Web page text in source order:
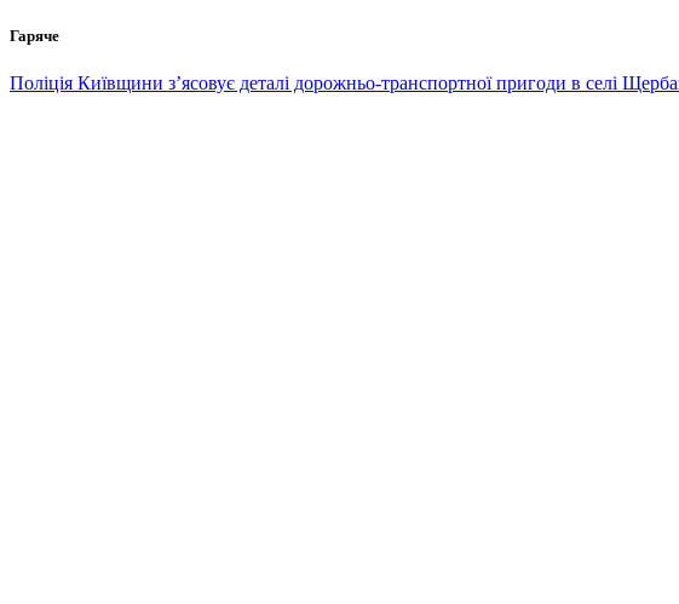
Перейти
вмісту
Гаряче
Поліція Київщини з’ясовує деталі дорожньо-транспортної пригоди в селі